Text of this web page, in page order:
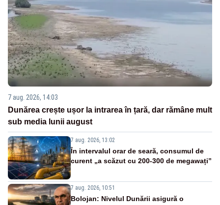
7 aug. 2026, 14:03
Dunărea crește ușor la intrarea în țară, dar rămâne mult
sub media lunii august
7 aug. 2026, 13:02
În intervalul orar de seară, consumul de
curent „a scăzut cu 200-300 de megawați”
7 aug. 2026, 10:51
Bolojan: Nivelul Dunării asigură o